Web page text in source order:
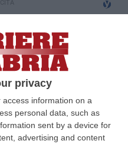
privacy
information on a
personal data, such as
sent by a device for
advertising and content